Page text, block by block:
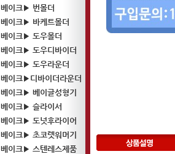
베이크▶ 번몰더
베이크▶ 바케트몰더
베이크▶ 도우몰더
베이크▶ 도우디바이더
베이크▶ 도우라운더
베이크▶디바이더라운더
베이크▶ 베이글성형기
베이크▶ 슬라이서
베이크▶ 도넛후라이어
베이크▶ 초코렛워머기
베이크▶ 스텐레스제품